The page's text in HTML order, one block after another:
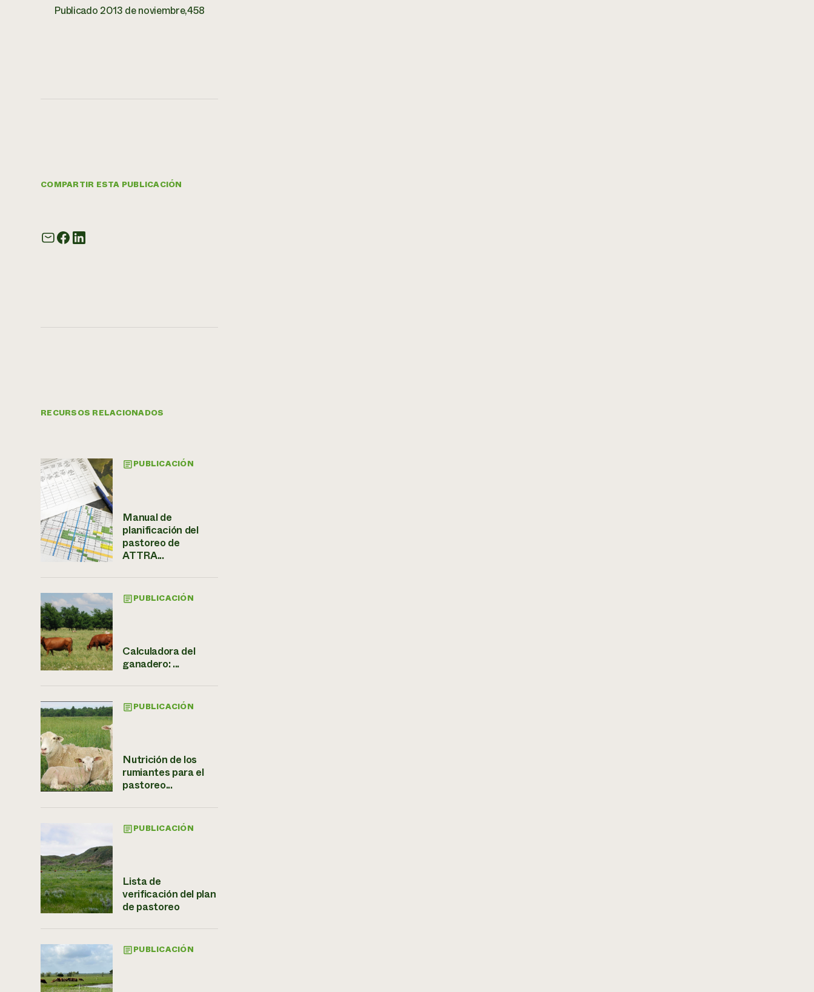
Publicado 2013 de noviembre,458
COMPARTIR ESTA PUBLICACIÓN
RECURSOS RELACIONADOS
PUBLICACIÓN
Manual de
planificación del
pastoreo de
ATTRA...
PUBLICACIÓN
Calculadora del
ganadero: ...
PUBLICACIÓN
Nutrición de los
rumiantes para el
pastoreo...
PUBLICACIÓN
Lista de
verificación del plan
de pastoreo
PUBLICACIÓN